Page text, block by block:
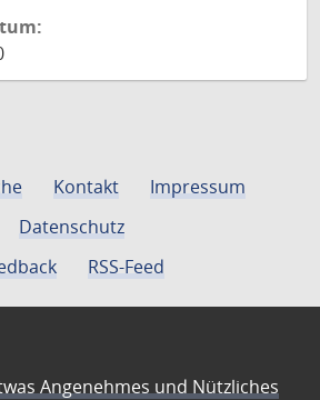
Kontakt
Impressum
Datenschutz
RSS-Feed
Angenehmes und Nützliches